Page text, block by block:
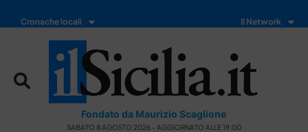
Cronache locali Il Network
Fondato da Maurizio Scaglione
SABATO 8 AGOSTO 2026 - AGGIORNATO ALLE 19:00